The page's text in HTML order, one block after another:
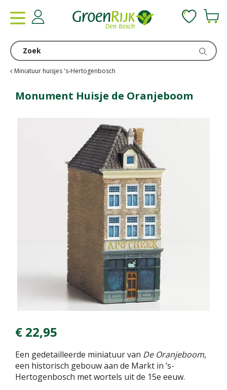
Miniatuur huisjes 's-Hertogenbosch
Monument Huisje de Oranjeboom
€ 22,95
Een gedetailleerde miniatuur van De Oranjeboom,
een historisch gebouw aan de Markt in ’s-
Hertogenbosch met wortels uit de 15e eeuw.